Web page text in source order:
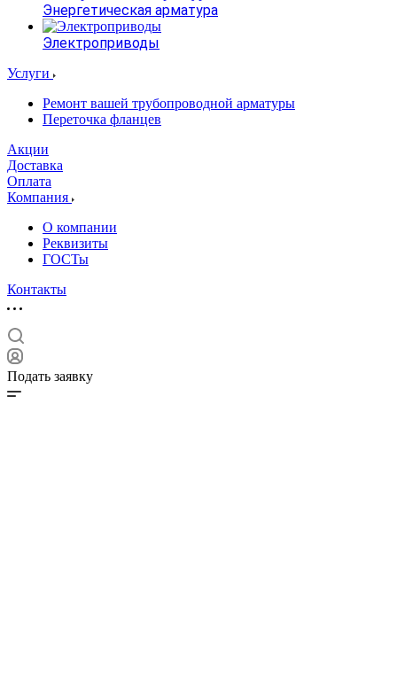
Энергетическая арматура
Электроприводы
Услуги
Ремонт вашей трубопроводной арматуры
Переточка фланцев
Акции
Доставка
Оплата
Компания
О компании
Реквизиты
ГОСТы
Контакты
Подать заявку